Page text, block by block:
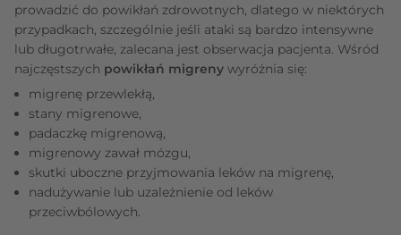
prowadzić do powikłań zdrowotnych, dlatego w niektórych
przypadkach, szczególnie jeśli ataki są bardzo intensywne
lub długotrwałe, zalecana jest obserwacja pacjenta. Wśród
najczęstszych powikłań migreny wyróżnia się:
migrenę przewlekłą,
stany migrenowe,
padaczkę migrenową,
migrenowy zawał mózgu,
skutki uboczne przyjmowania leków na migrenę,
nadużywanie lub uzależnienie od leków
przeciwbólowych.